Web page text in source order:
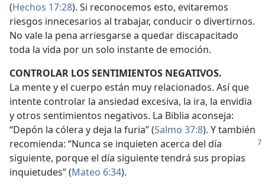
(Hechos 17:28). Si reconocemos esto, evitaremos
riesgos innecesarios al trabajar, conducir o divertirnos.
No vale la pena arriesgarse a quedar discapacitado
toda la vida por un solo instante de emoción.
CONTROLAR LOS SENTIMIENTOS NEGATIVOS.
La mente y el cuerpo están muy relacionados. Así que
intente controlar la ansiedad excesiva, la ira, la envidia
y otros sentimientos negativos. La Biblia aconseja:
“Depón la cólera y deja la furia” (Salmo 37:8). Y también
recomienda: “Nunca se inquieten acerca del día
siguiente, porque el día siguiente tendrá sus propias
inquietudes” (Mateo 6:34).